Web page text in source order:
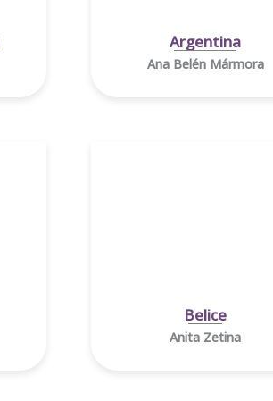
Argentina
Ana Belén Mármora
Belice
Anita Zetina